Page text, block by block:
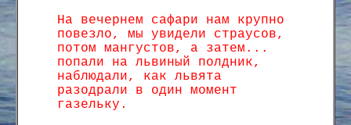
На вечернем сафари нам крупно
повезло, мы увидели страусов,
потом мангустов, а затем...
попали на львиный полдник,
наблюдали, как львята
разодрали в один момент
газельку.